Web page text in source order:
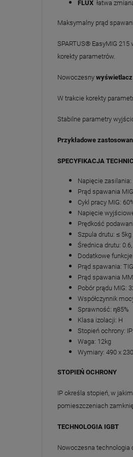
FLUX łatwa
Maksymalny prąd
SPARTUS® EasyMIG
korekty parametrów.
Nowoczesny wyświetlacz
W trakcie korekty
Stabilne parametry
Przykładowe
SPECYFIKACJA
Napięcie
Prąd spawania
Cykl pracy MIG:
Napięcie
Prędkość
Szpula drutu: ≤
Średnica drutu:
Dodatkowe
Prąd spawania:
Prąd spawania
Pobór prądu MIG:
Współczynnik
Sprawność: η85%
Klasa izolacji: H
Stopień ochrony:
Waga: 12kg
Wymiary: 490 x
STOPIEŃ OCHRONY
IP określa stopień, w
pomieszczeniach
TECHNOLOGIA IGBT
Nowoczesna technologia